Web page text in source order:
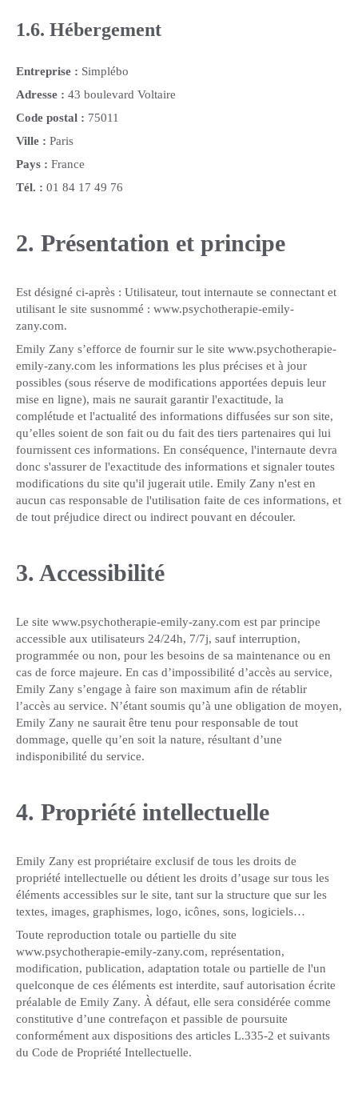
1.6. Hébergement
Entreprise : Simplébo
Adresse : 43 boulevard Voltaire
Code postal : 75011
Ville : Paris
Pays : France
Tél. : 01 84 17 49 76
2. Présentation et principe
Est désigné ci-après : Utilisateur, tout internaute se connectant et
utilisant le site susnommé : www.psychotherapie-emily-
zany.com.
Emily Zany s’efforce de fournir sur le site www.psychotherapie-
emily-zany.com les informations les plus précises et à jour
possibles (sous réserve de modifications apportées depuis leur
mise en ligne), mais ne saurait garantir l'exactitude, la
complétude et l'actualité des informations diffusées sur son site,
qu’elles soient de son fait ou du fait des tiers partenaires qui lui
fournissent ces informations. En conséquence, l'internaute devra
donc s'assurer de l'exactitude des informations et signaler toutes
modifications du site qu'il jugerait utile. Emily Zany n'est en
aucun cas responsable de l'utilisation faite de ces informations, et
de tout préjudice direct ou indirect pouvant en découler.
3. Accessibilité
Le site www.psychotherapie-emily-zany.com est par principe
accessible aux utilisateurs 24/24h, 7/7j, sauf interruption,
programmée ou non, pour les besoins de sa maintenance ou en
cas de force majeure. En cas d’impossibilité d’accès au service,
Emily Zany s’engage à faire son maximum afin de rétablir
l’accès au service. N’étant soumis qu’à une obligation de moyen,
Emily Zany ne saurait être tenu pour responsable de tout
dommage, quelle qu’en soit la nature, résultant d’une
indisponibilité du service.
4. Propriété intellectuelle
Emily Zany est propriétaire exclusif de tous les droits de
propriété intellectuelle ou détient les droits d’usage sur tous les
éléments accessibles sur le site, tant sur la structure que sur les
textes, images, graphismes, logo, icônes, sons, logiciels…
Toute reproduction totale ou partielle du site
www.psychotherapie-emily-zany.com, représentation,
modification, publication, adaptation totale ou partielle de l'un
quelconque de ces éléments est interdite, sauf autorisation écrite
préalable de Emily Zany. À défaut, elle sera considérée comme
constitutive d’une contrefaçon et passible de poursuite
conformément aux dispositions des articles L.335-2 et suivants
du Code de Propriété Intellectuelle.